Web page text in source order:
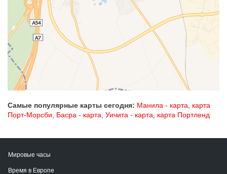
Самые популярные карты сегодня: Манила - карта, карта
Порт-Морсби, Басра - карта, Уичита - карта, карта Портленд
Мировые часы
Время в Европе